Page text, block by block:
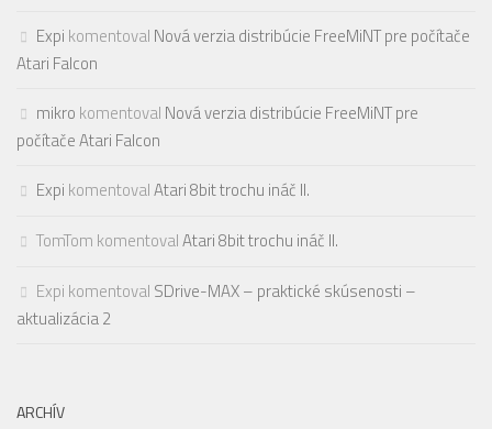
Expi komentoval Nová verzia distribúcie FreeMiNT pre počítače
Atari Falcon
mikro komentoval Nová verzia distribúcie FreeMiNT pre
počítače Atari Falcon
Expi komentovalAtari 8bit trochu ináč II.
TomTom komentovalAtari 8bit trochu ináč II.
Expi komentoval SDrive-MAX – praktické skúsenosti –
aktualizácia 2
ARCHÍV